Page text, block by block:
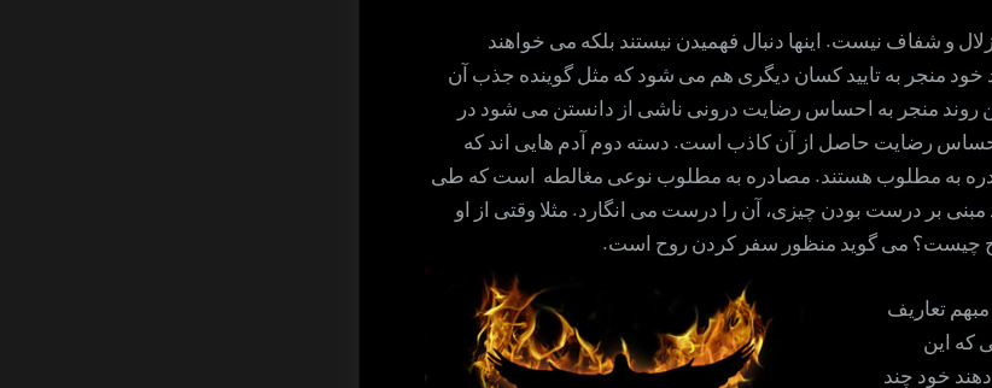
و شفاف نیست. اینها دنبال فهمیدن نیستند بلکه می خواهند
خود منجر به تایید کسان دیگری هم می شود که مثل گوینده جذب آن
روند منجر به احساس رضایت درونی ناشی از دانستن می شود در
رضایت حاصل از آن کاذب است. دسته دوم آدم هایی اند که
به مطلوب هستند. مصادره به مطلوب نوعی مغالطه است که طی
مبنی بر درست بودن چیزی، آن را درست می انگارد. مثلا وقتی از او
چیست؟ می گوید منظور سفر کردن روح است.
تعاریف
که این
خود چند